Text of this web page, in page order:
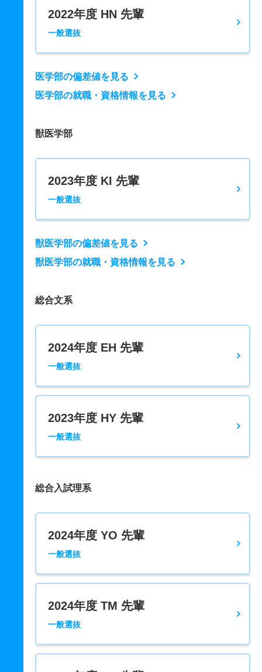
2022年度 HN 先輩
一般選抜
医学部の偏差値を見る
医学部の就職・資格情報を見る
獣医学部
2023年度 KI 先輩
一般選抜
獣医学部の偏差値を見る
獣医学部の就職・資格情報を見る
総合文系
2024年度 EH 先輩
一般選抜
2023年度 HY 先輩
一般選抜
総合入試理系
2024年度 YO 先輩
一般選抜
2024年度 TM 先輩
一般選抜